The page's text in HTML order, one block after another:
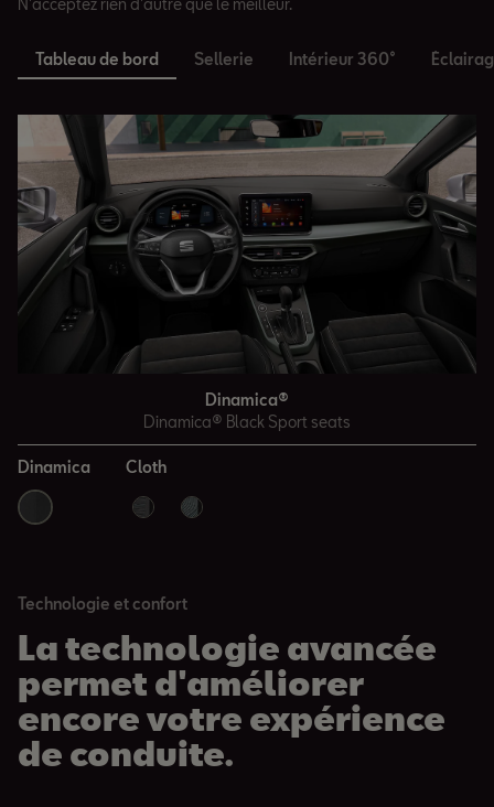
N'acceptez rien d'autre que le meilleur.
Tableau de bord Sellerie Intérieur 360°
Dinamica®
Dinamica® Black Sport seats
Dinamica Cloth
Technologie et confort
La technologie avancée
permet d'améliorer
encore votre expérience
de conduite.